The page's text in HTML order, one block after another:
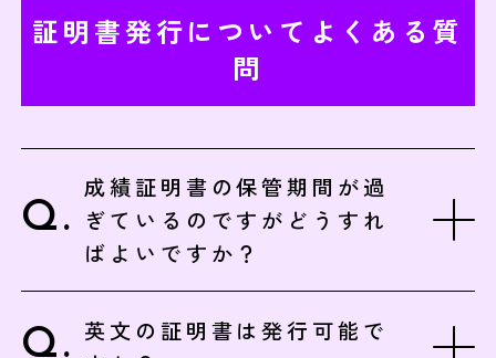
証明書発行についてよくある質
問
成績証明書の保管期間が過
ぎているのですがどうすれ
ばよいですか？
英文の証明書は発行可能で